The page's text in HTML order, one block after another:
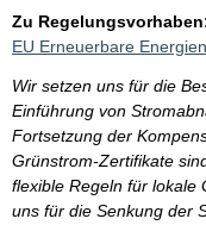
Zu
EU Erneuerbare
Wir setzen uns für die
Einführung von
Fortsetzung der
Grünstrom-Zertifikate
flexible Regeln für lokale
uns für die Senkung der